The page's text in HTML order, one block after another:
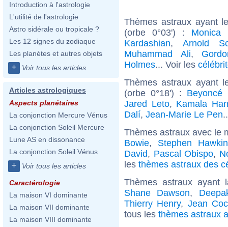
Introduction à l'astrologie
L'utilité de l'astrologie
Astro sidérale ou tropicale ?
Les 12 signes du zodiaque
Les planètes et autres objets
+ Voir tous les articles
Articles astrologiques
Aspects planétaires
La conjonction Mercure Vénus
La conjonction Soleil Mercure
Lune AS en dissonance
La conjonction Soleil Vénus
+ Voir tous les articles
Caractérologie
La maison VI dominante
La maison VII dominante
La maison VIII dominante
Thèmes astraux ayant
(orbe 0°03') : Monica
Kardashian, Arnold
Muhammad Ali,
Holmes... Voir les
Thèmes astraux ayant
(orbe 0°18') : Beyoncé
Jared Leto, Kamala
Dalí, Jean-Marie Le Pen
Thèmes astraux avec le
Bowie, Stephen
David, Pascal Obispo,
les thèmes astraux des
Thèmes astraux
Shane Dawson,
Thierry Henry, Jean
tous les thèmes astraux